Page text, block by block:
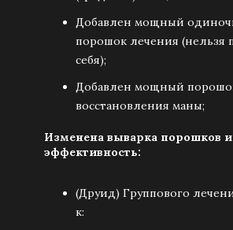
Добавлен мощный
порошок лечения (нельзя
себя);
Добавлен мощный
восстановления маны;
Изменена выварка порошков
эффективность:
(Друид) Группового
к: